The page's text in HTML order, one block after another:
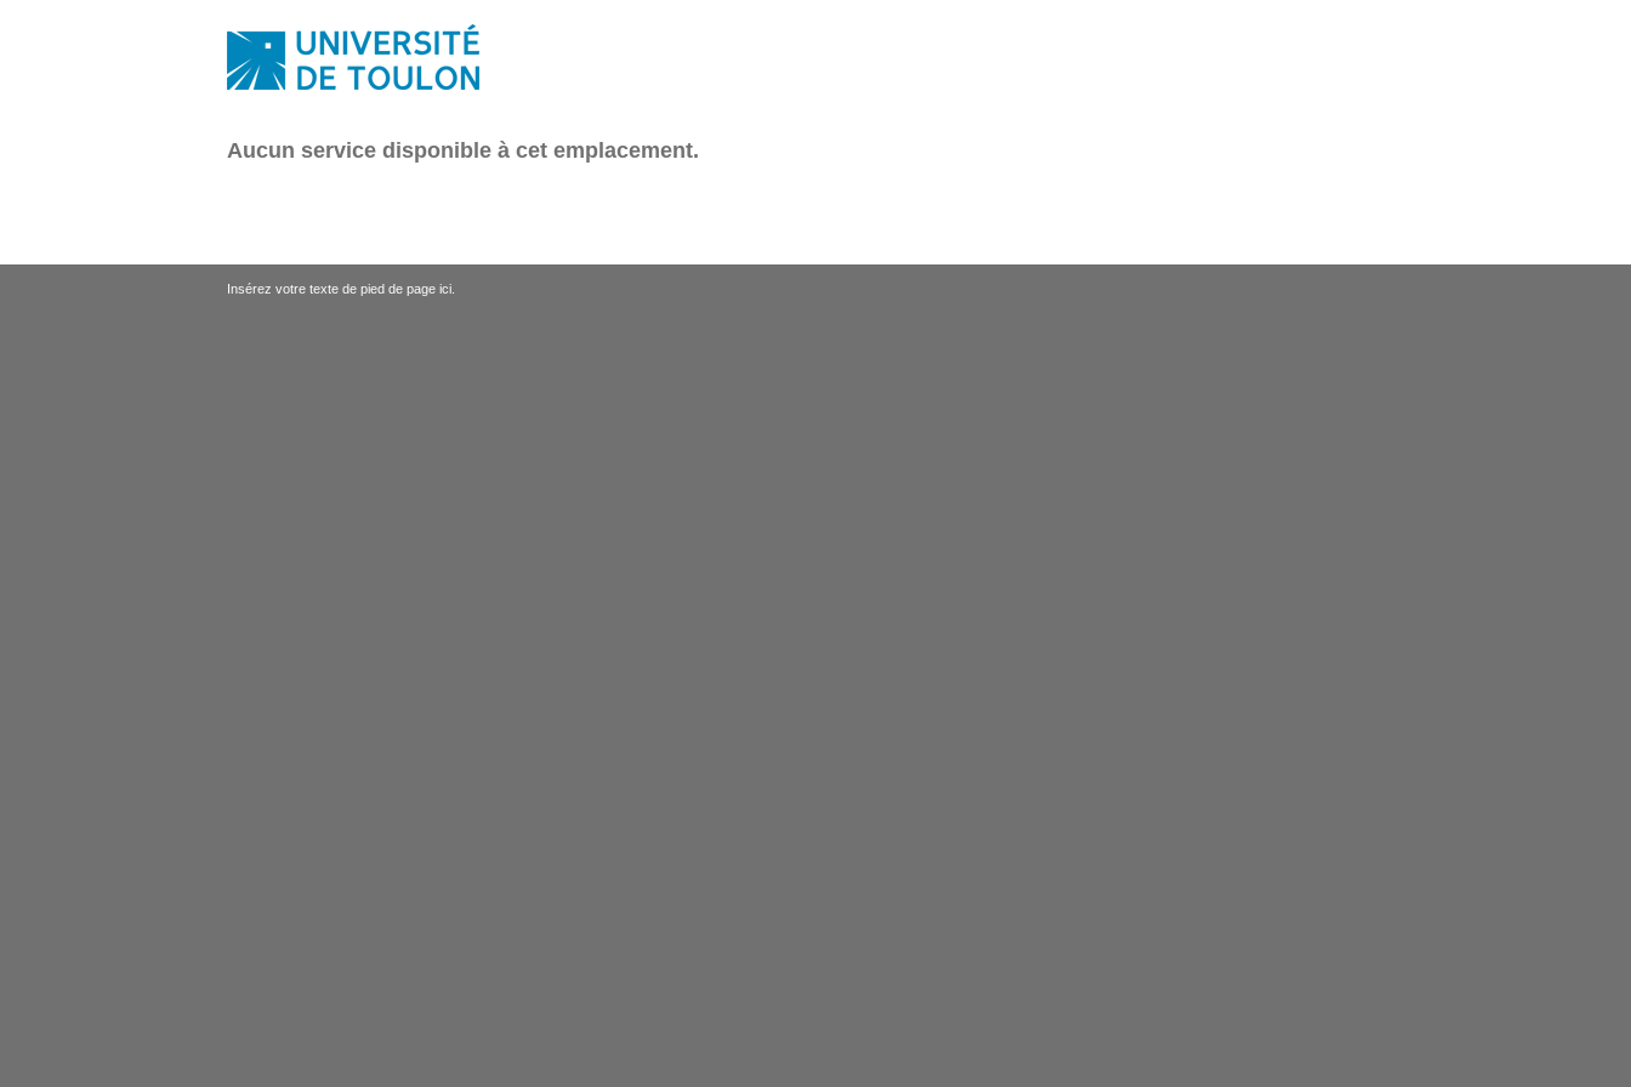
Aucun service disponible à cet emplacement.
Insérez votre texte de pied de page ici.